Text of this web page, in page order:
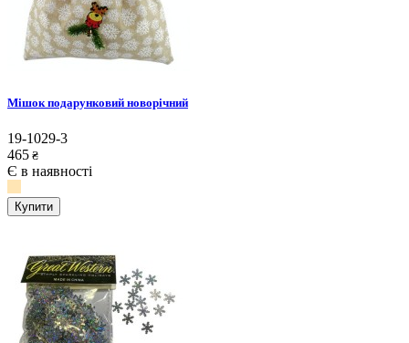
Мішок подарунковий новорічний
19-1029-3
465 ₴
Є в наявності
Купити